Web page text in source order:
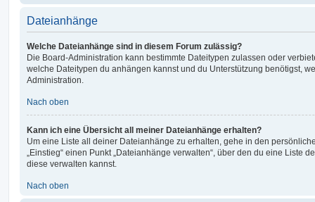
Dateianhänge
Welche Dateianhänge sind in diesem Forum zulässig?
Die Board-Administration kann bestimmte Dateitypen zulassen oder
welche Dateitypen du anhängen kannst und du Unterstützung benötigst,
Administration.
Nach oben
Kann ich eine Übersicht all meiner Dateianhänge erhalten?
Um eine Liste all deiner Dateianhänge zu erhalten, gehe in den
„Einstieg“ einen Punkt „Dateianhänge verwalten“, über den du eine Liste
diese verwalten kannst.
Nach oben